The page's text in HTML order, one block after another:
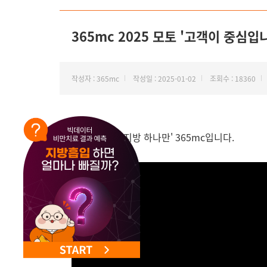
365mc 2025 모토 '고객이 중심입
작성자 : 365mc 작성일 : 2025-01-02 조회수 : 18360
안녕하세요 , '지방 하나만' 365mc입니다.